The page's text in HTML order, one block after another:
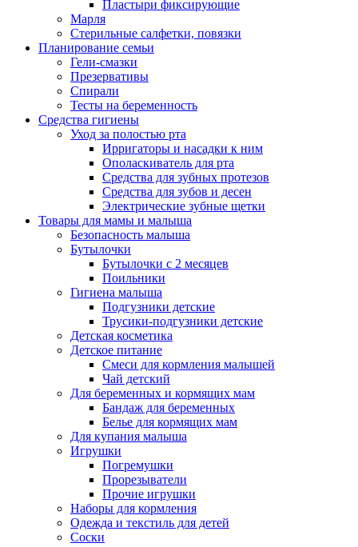
Пластыри фиксирующие
Марля
Стерильные салфетки, повязки
Планирование семьи
Гели-смазки
Презервативы
Спирали
Тесты на беременность
Средства гигиены
Уход за полостью рта
Ирригаторы и насадки к ним
Ополаскиватель для рта
Средства для зубных протезов
Средства для зубов и десен
Электрические зубные щетки
Товары для мамы и малыша
Безопасность малыша
Бутылочки
Бутылочки с 2 месяцев
Поильники
Гигиена малыша
Подгузники детские
Трусики-подгузники детские
Детская косметика
Детское питание
Смеси для кормления малышей
Чай детский
Для беременных и кормящих мам
Бандаж для беременных
Белье для кормящих мам
Для купания малыша
Игрушки
Погремушки
Прорезыватели
Прочие игрушки
Наборы для кормления
Одежда и текстиль для детей
Соски